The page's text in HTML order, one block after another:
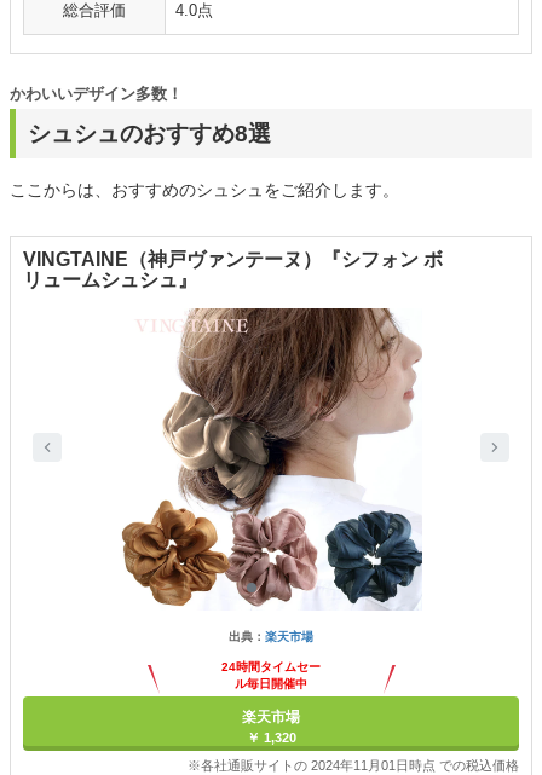
総合評価 4.0点
シュシュのおすすめ8選
かわいいデザイン多数！
ここからは、おすすめのシュシュをご紹介します。
VINGTAINE（神戸ヴァンテーヌ）『シフォン ボ
リュームシュシュ』
出典： 楽天市場
24時間タイムセー
ル毎日開催中
楽天市場
￥ 1,320
※各社通販サイトの 2024年11月01日時点 での税込価格